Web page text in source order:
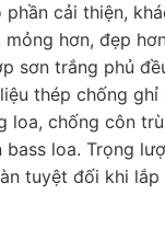
cải thiện,
hơn, đẹp
sơn trắng phủ
thép chống ghỉ
loa, chống côn
bass loa. Trọng
tuyệt đối khi